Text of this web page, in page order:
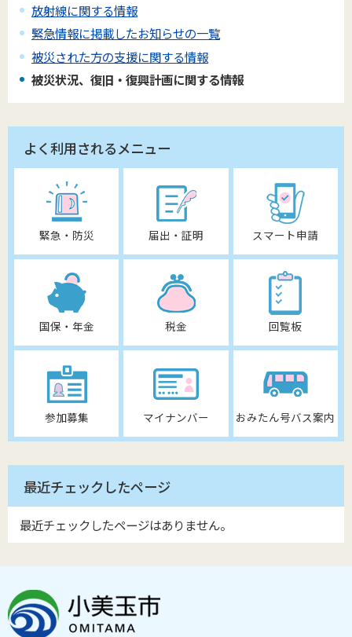
放射線に関する情報
緊急情報に掲載したお知らせの一覧
被災された方の支援に関する情報
被災状況、復旧・復興計画に関する情報
よく利用されるメニュー
緊急・防災 届出・証明 スマート申請
国保・年金 税金 回覧板
参加募集 マイナンバー おみたん号バス案内
最近チェックしたページ
最近チェックしたページはありません。